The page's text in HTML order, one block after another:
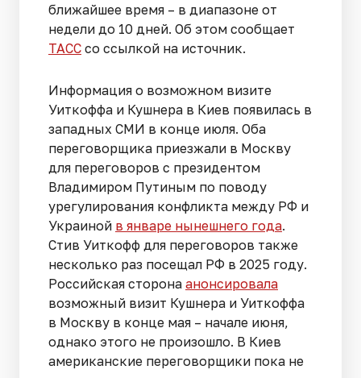
ближайшее время – в диапазоне от
недели до 10 дней. Об этом сообщает
ТАСС со ссылкой на источник.
Информация о возможном визите
Уиткоффа и Кушнера в Киев появилась в
западных СМИ в конце июля. Оба
переговорщика приезжали в Москву
для переговоров с президентом
Владимиром Путиным по поводу
урегулирования конфликта между РФ и
Украиной в январе нынешнего года.
Стив Уиткофф для переговоров также
несколько раз посещал РФ в 2025 году.
Российская сторона анонсировала
возможный визит Кушнера и Уиткоффа
в Москву в конце мая – начале июня,
однако этого не произошло. В Киев
американские переговорщики пока не